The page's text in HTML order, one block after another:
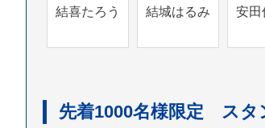
結喜たろう 結城はるみ 安田
先着1000名様限定 スタ